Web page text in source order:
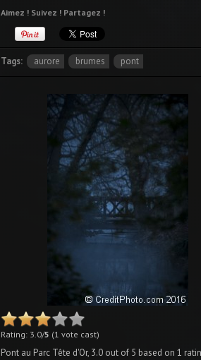
Aimez ! Suivez ! Partagez !
Tags: aurore brumes pont
Rating: 3.0/5 (1 vote cast)
Pont au Parc Tête d'Or, 3.0 out of 5 based on 1